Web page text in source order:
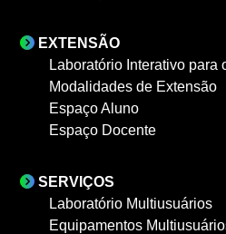
EXTENSÃO
Laboratório Interativo para
Modalidades de Extensão
Espaço Aluno
Espaço Docente
SERVIÇOS
Laboratório Multiusuários
Equipamentos